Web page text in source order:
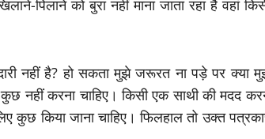
पिलाने को बुरा नहीं माना जाता रहा है वहां
नहीं है? हो सकता मुझे जरूरत ना पड़े पर क्या
नहीं करना चाहिए। किसी एक साथी की मदद
कुछ किया जाना चाहिए। फिलहाल तो उक्त